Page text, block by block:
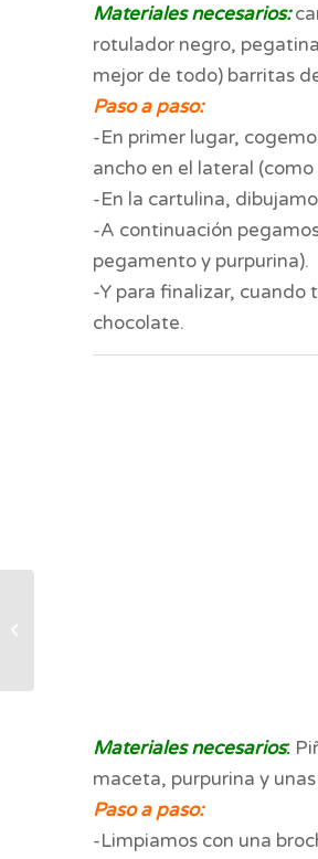
Materiales necesarios:
rotulador negro,
mejor de todo) barritas
Paso a paso:
-En primer lugar,
ancho en el lateral
-En la cartulina,
-A continuación
pegamento y purpurina).
-Y para finalizar, cuando
chocolate.
Materiales necesarios:
maceta, purpurina y
Paso a paso:
-Limpiamos con una